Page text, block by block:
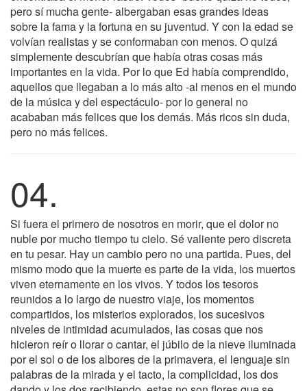
pero sí mucha gente- albergaban esas grandes ideas
sobre la fama y la fortuna en su juventud. Y con la edad se
volvían realistas y se conformaban con menos. O quizá
simplemente descubrían que había otras cosas más
importantes en la vida. Por lo que Ed había comprendido,
aquellos que llegaban a lo más alto -al menos en el mundo
de la música y del espectáculo- por lo general no
acababan más felices que los demás. Más ricos sin duda,
pero no más felices.
04.
Si fuera el primero de nosotros en morir, que el dolor no
nuble por mucho tiempo tu cielo. Sé valiente pero discreta
en tu pesar. Hay un cambio pero no una partida. Pues, del
mismo modo que la muerte es parte de la vida, los muertos
viven eternamente en los vivos. Y todos los tesoros
reunidos a lo largo de nuestro viaje, los momentos
compartidos, los misterios explorados, los sucesivos
niveles de intimidad acumulados, las cosas que nos
hicieron reír o llorar o cantar, el júbilo de la nieve iluminada
por el sol o de los albores de la primavera, el lenguaje sin
palabras de la mirada y el tacto, la complicidad, los dos